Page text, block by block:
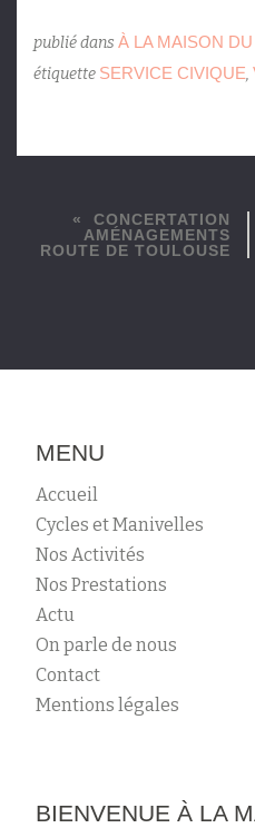
publié dans À LA MAISON
étiquette SERVICE CIVIQUE,
CONCERTATION
AMÉNAGEMENTS
ROUTE DE TOULOUSE
MENU
Accueil
Cycles et Manivelles
Nos Activités
Nos Prestations
Actu
On parle de nous
Contact
Mentions légales
BIENVENUE À LA